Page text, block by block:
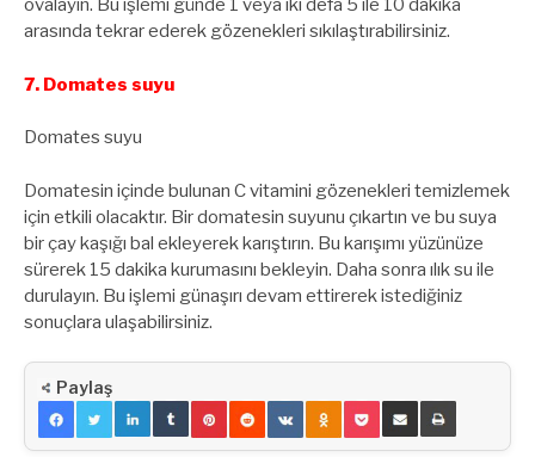
ovalayın. Bu işlemi günde 1 veya iki defa 5 ile 10 dakika
arasında tekrar ederek gözenekleri sıkılaştırabilirsiniz.
7. Domates suyu
Domates suyu
Domatesin içinde bulunan C vitamini gözenekleri temizlemek
için etkili olacaktır. Bir domatesin suyunu çıkartın ve bu suya
bir çay kaşığı bal ekleyerek karıştırın. Bu karışımı yüzünüze
sürerek 15 dakika kurumasını bekleyin. Daha sonra ılık su ile
durulayın. Bu işlemi günaşırı devam ettirerek istediğiniz
sonuçlara ulaşabilirsiniz.
Paylaş